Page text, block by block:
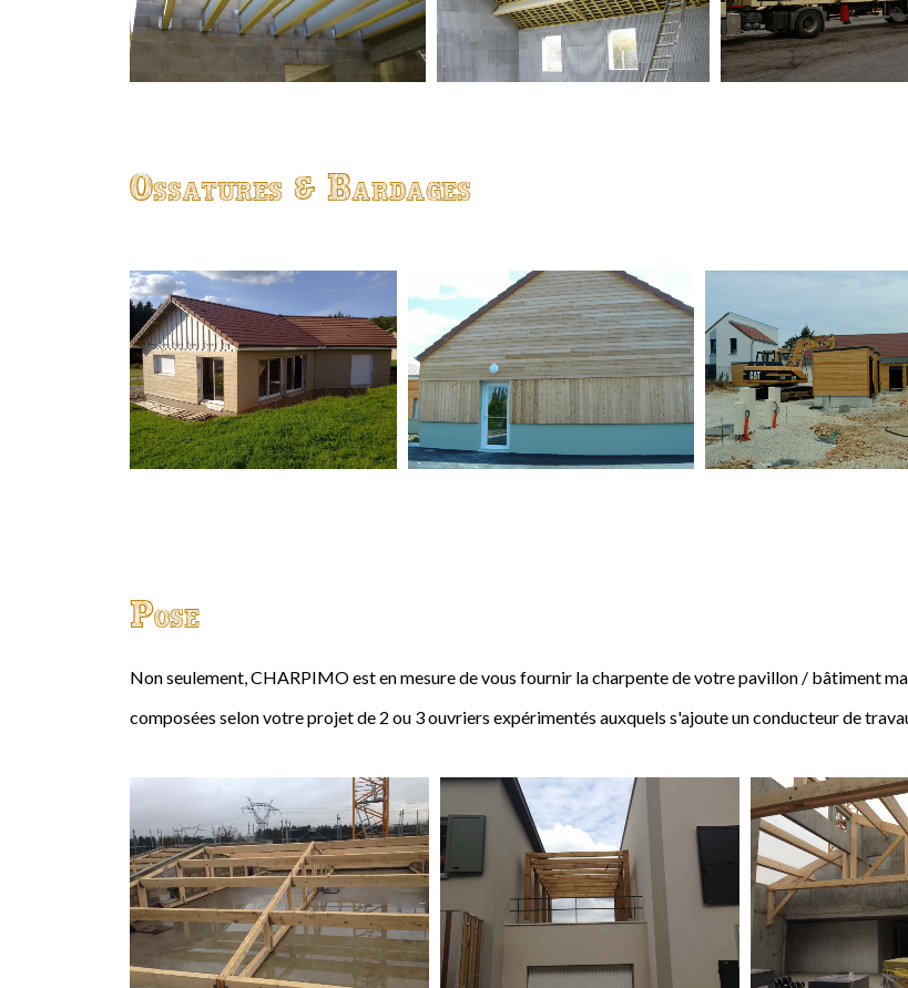
Ossatures & Bardages
Pose
Non seulement, CHARPIMO est en mesure de vous fournir la charpente de votre pavillon / bâtiment
composées selon votre projet de 2 ou 3 ouvriers expérimentés auxquels s'ajoute un conducteur de